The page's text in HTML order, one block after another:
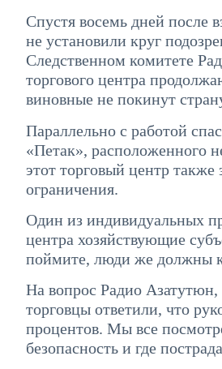
Спустя восемь дней после
не установили круг
Следственном комитете
торгового центра
виновные не покинут
Параллельно с работой
«Петак», расположенного
этот торговый центр
ограничения.
Один из индивидуальных
центра хозяйствующие
поймите, люди же должны
На вопрос Радио Азатутюн,
торговцы ответили, что
процентов. Мы все
безопасность и где